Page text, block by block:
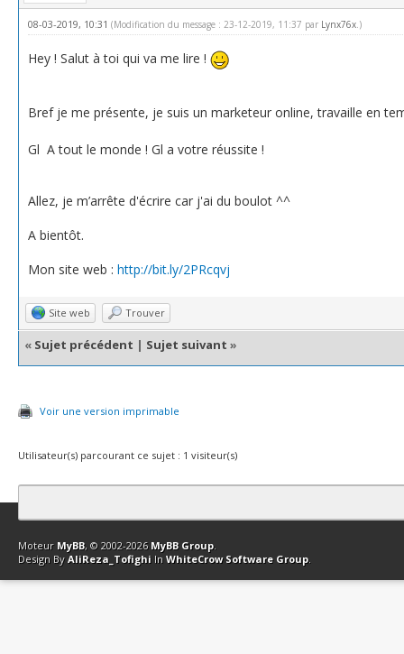
08-03-2019, 10:31 (Modification du message : 23-12-2019, 11:37 par Lynx76x.)
Hey ! Salut à toi qui va me lire !
Bref je me présente, je suis un marketeur online, travaille en
Gl A tout le monde ! Gl a votre réussite !
Allez, je m’arrête d'écrire car j'ai du boulot ^^
A bientôt.
Mon site web : http://bit.ly/2PRcqvj
Site web Trouver
« Sujet précédent | Sujet suivant »
Voir une version imprimable
Utilisateur(s) parcourant ce sujet : 1 visiteur(s)
Contact Club Affiliation Retourner en haut Version bas-débit
Moteur MyBB, © 2002-2026 MyBB Group.
Design By AliReza_Tofighi In WhiteCrow Software Group.